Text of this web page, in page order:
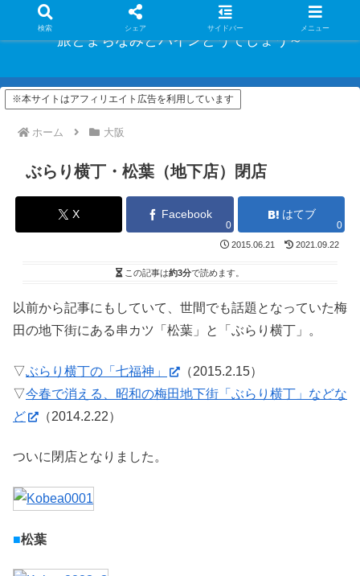
旅とまちなみとパインどうでしょう～
※本サイトはアフィリエイト広告を利用しています
ホーム 大阪
ぶらり横丁・松葉（地下店）閉店
X Facebook
0
はてブ
0
2015.06.21 2021.09.22
この記事は約3分で読めます。
以前から記事にもしていて、世間でも話題となっていた梅
田の地下街にある串カツ「松葉」と「ぶらり横丁」。
▽ぶらり横丁の「七福神」
（2015.2.15）
▽今春で消える、昭和の梅田地下街「ぶらり横丁」などな
ど
（2014.2.22）
ついに閉店となりました。
■松葉
検索 シェア サイドバー メニュー